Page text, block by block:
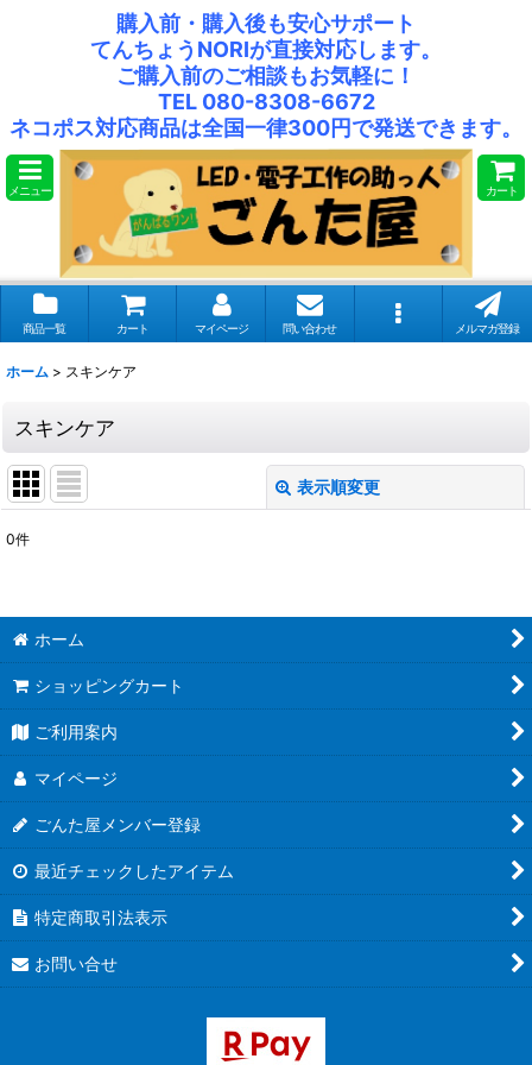
購入前・購入後も安心サポート
てんちょうNORIが直接対応します。
ご購入前のご相談もお気軽に！
TEL 080-8308-6672
ネコポス対応商品は全国一律300円で発送できます。
メニュー カート
商品一覧 カート マイページ 問い合わせ メルマガ登録
ホーム > スキンケア
スキンケア
表示順変更
表示数
並び順:
0件
ホーム
ショッピングカート
ご利用案内
マイページ
ごんた屋メンバー登録
最近チェックしたアイテム
特定商取引法表示
お問い合せ